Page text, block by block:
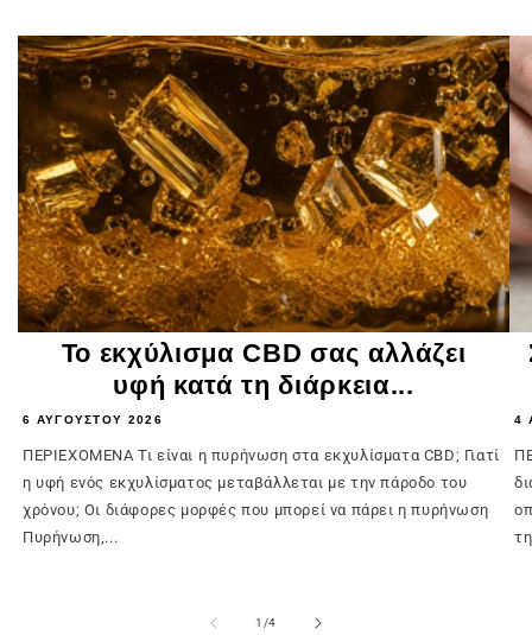
Το εκχύλισμα CBD σας αλλάζει
υφή κατά τη διάρκεια...
6 ΑΥΓΟΎΣΤΟΥ 2026
ΠΕΡΙΕΧΟΜΕΝΑ Τι είναι η πυρήνωση στα εκχυλίσματα CBD; Γιατί
η υφή ενός εκχυλίσματος μεταβάλλεται με την πάροδο του
χρόνου; Οι διάφορες μορφές που μπορεί να πάρει η πυρήνωση
Πυρήνωση,...
4
1 /του
4